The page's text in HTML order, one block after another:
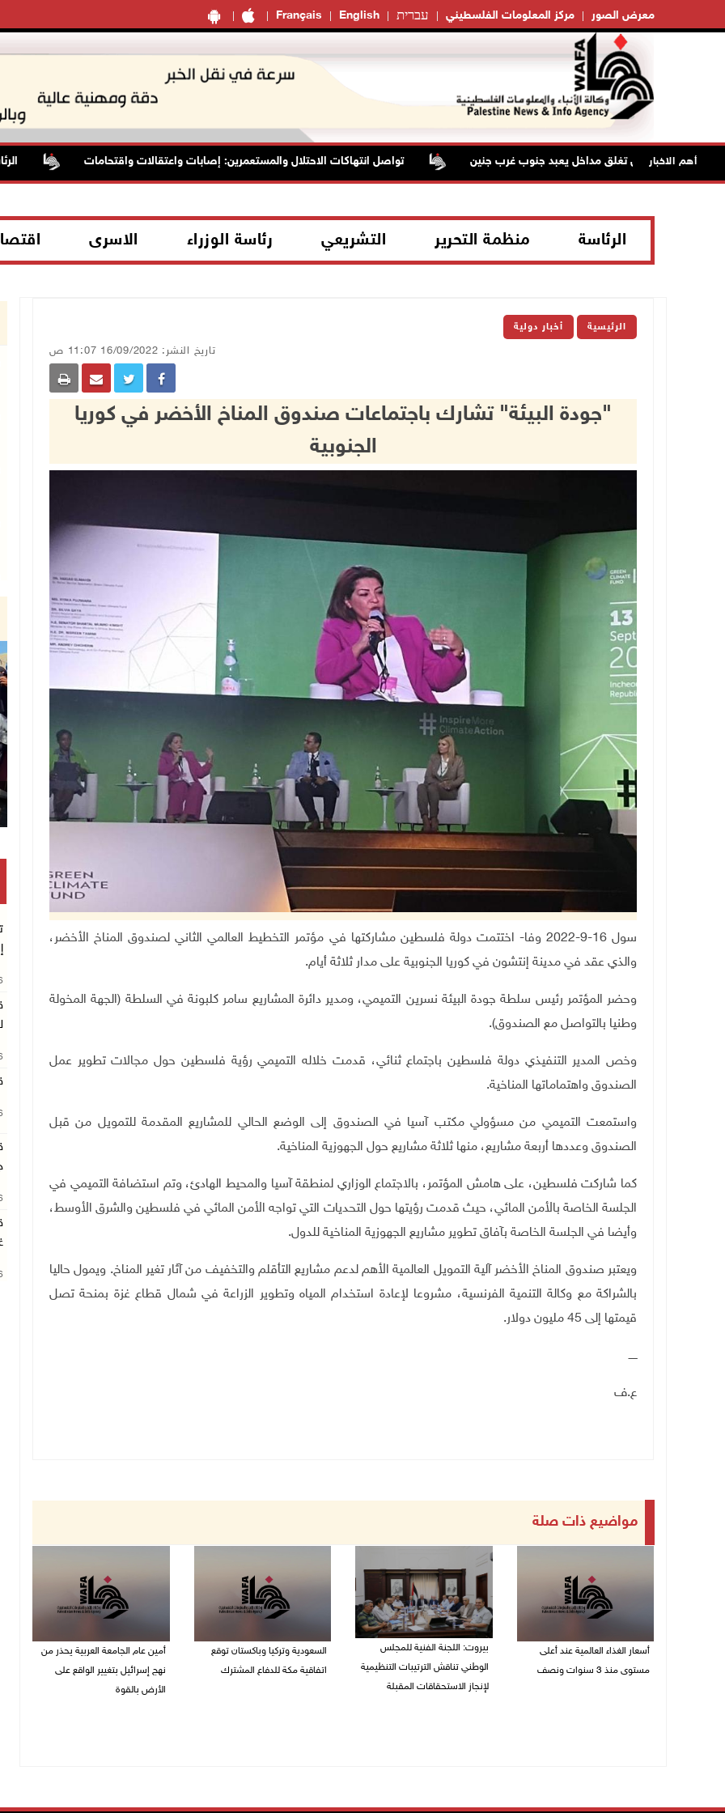
Français English עברית مركز المعلومات الفلسطيني معرض الصور
أهم الاخبار
قوات الاحتلال تغلق مداخل يعبد جنوب غرب جنين تواصل انتهاكات الاحتلال والمستعمرين: إصابات واعتقالات واقتحامات الرئاسة
الرئاسة منظمة التحرير التشريعي رئاسة الوزراء الاسرى
الرئيسية أخبار دولية
تاريخ النشر: 16/09/2022 11:07 ص
"جودة البيئة" تشارك باجتماعات صندوق المناخ الأخضر في كوريا
الجنوبية
سول 16-9-2022 وفا- اختتمت دولة فلسطين مشاركتها في مؤتمر التخطيط العالمي الثاني لصندوق المناخ الأخضر،
والذي عقد في مدينة إنتشون في كوريا الجنوبية على مدار ثلاثة أيام.
وحضر المؤتمر رئيس سلطة جودة البيئة نسرين التميمي، ومدير دائرة المشاريع سامر كلبونة في السلطة (الجهة المخولة
وطنيا بالتواصل مع الصندوق).
وخص المدير التنفيذي دولة فلسطين باجتماع ثنائي، قدمت خلاله التميمي رؤية فلسطين حول مجالات تطوير عمل
الصندوق واهتماماتها المناخية.
واستمعت التميمي من مسؤولي مكتب آسيا في الصندوق إلى الوضع الحالي للمشاريع المقدمة للتمويل من قبل
الصندوق وعددها أربعة مشاريع، منها ثلاثة مشاريع حول الجهوزية المناخية.
كما شاركت فلسطين، على هامش المؤتمر، بالاجتماع الوزاري لمنطقة آسيا والمحيط الهادئ، وتم استضافة التميمي في
الجلسة الخاصة بالأمن المائي، حيث قدمت رؤيتها حول التحديات التي تواجه الأمن المائي في فلسطين والشرق الأوسط،
وأيضا في الجلسة الخاصة بآفاق تطوير مشاريع الجهوزية المناخية للدول.
ويعتبر صندوق المناخ الأخضر آلية التمويل العالمية الأهم لدعم مشاريع التأقلم والتخفيف من آثار تغير المناخ. ويمول حاليا
بالشراكة مع وكالة التنمية الفرنسية، مشروعا لإعادة استخدام المياه وتطوير الزراعة في شمال قطاع غزة بمنحة تصل
قيمتها إلى 45 مليون دولار
.
ـــــ
ع.ف
مواضيع ذات صلة
أسعار الغذاء العالمية عند أعلى
مستوى منذ 3 سنوات ونصف
بيروت: اللجنة الفنية للمجلس
الوطني تناقش الترتيبات التنظيمية
لإنجاز الاستحقاقات المقبلة
السعودية وتركيا وباكستان توقع
اتفاقية مكة للدفاع المشترك
أمين عام الجامعة العربية يحذر من
نهج إسرائيل بتغيير الواقع على
الأرض بالقوة
تكريم متفوقين بالثانوية العامة في خان يونس